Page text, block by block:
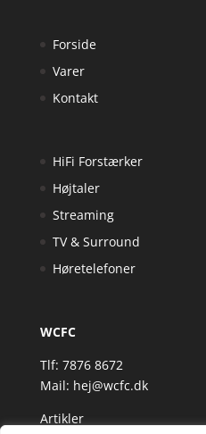
Forside
Varer
Kontakt
HiFi Forstærker
Højtaler
Streaming
TV & Surround
Høretelefoner
WCFC
Tlf: 7876 8672
Mail: hej@wcfc.dk
Artikler